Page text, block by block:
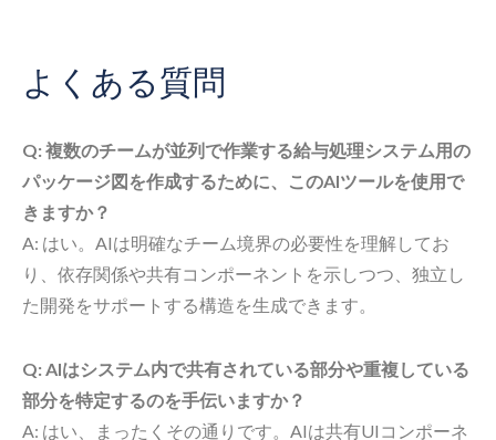
よくある質問
Q: 複数のチームが並列で作業する給与処理システム用の
パッケージ図を作成するために、このAIツールを使用で
きますか？
A: はい。AIは明確なチーム境界の必要性を理解してお
り、依存関係や共有コンポーネントを示しつつ、独立し
た開発をサポートする構造を生成できます。
Q: AIはシステム内で共有されている部分や重複している
部分を特定するのを手伝いますか？
A: はい、まったくその通りです。AIは共有UIコンポーネ